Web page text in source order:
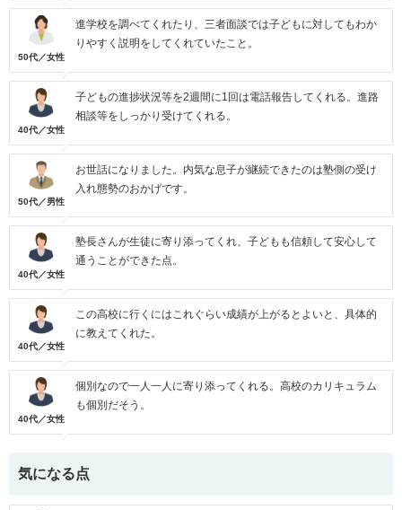
50代／女性
進学校を調べてくれたり、三者面談では子どもに対してもわか
りやすく説明をしてくれていたこと。
40代／女性
子どもの進捗状況等を2週間に1回は電話報告してくれる。進路
相談等をしっかり受けてくれる。
50代／男性
お世話になりました。内気な息子が継続できたのは塾側の受け
入れ態勢のおかげです。
40代／女性
塾長さんが生徒に寄り添ってくれ、子どもも信頼して安心して
通うことができた点。
40代／女性
この高校に行くにはこれぐらい成績が上がるとよいと、具体的
に教えてくれた。
40代／女性
個別なので一人一人に寄り添ってくれる。高校のカリキュラム
も個別だそう。
気になる点